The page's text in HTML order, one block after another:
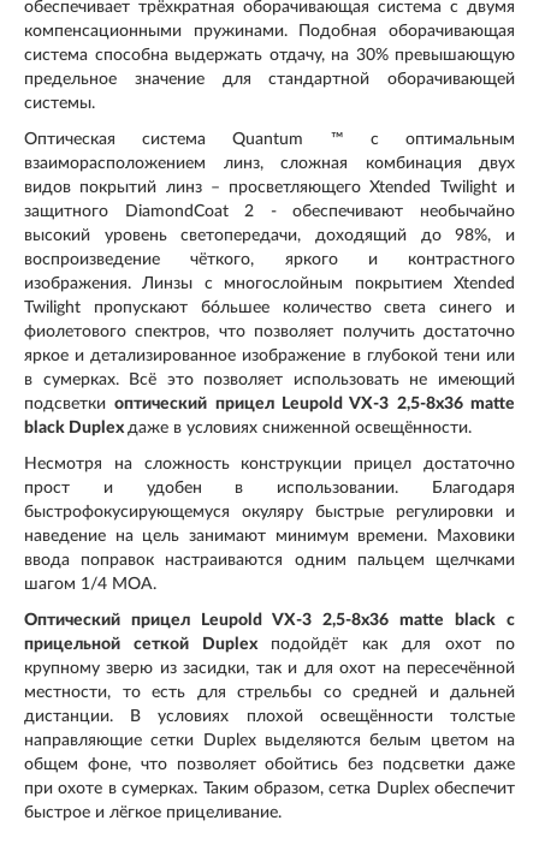
обеспечивает трёхкратная оборачивающая система с двумя
компенсационными пружинами. Подобная оборачивающая
система способна выдержать отдачу, на 30% превышающую
предельное значение для стандартной оборачивающей
системы.
Оптическая система Quantum ™ с оптимальным
взаиморасположением линз, сложная комбинация двух
видов покрытий линз – просветляющего Xtended Twilight и
защитного DiamondCoat 2 - обеспечивают необычайно
высокий уровень светопередачи, доходящий до 98%, и
воспроизведение чёткого, яркого и контрастного
изображения. Линзы с многослойным покрытием Xtended
Twilight пропускают бóльшее количество света синего и
фиолетового спектров, что позволяет получить достаточно
яркое и детализированное изображение в глубокой тени или
в сумерках. Всё это позволяет использовать не имеющий
подсветкиоптический прицел Leupold VX-3 2,5-8x36 matte
black Duplexдаже в условиях сниженной освещённости.
Несмотря на сложность конструкции прицел достаточно
прост и удобен в использовании. Благодаря
быстрофокусирующемуся окуляру быстрые регулировки и
наведение на цель занимают минимум времени. Маховики
ввода поправок настраиваются одним пальцем щелчками
шагом 1/4 МОА.
Оптический прицел Leupold VX-3 2,5-8x36 matte black с
прицельной сеткой Duplex подойдёт как для охот по
крупному зверю из засидки, так и для охот на пересечённой
местности, то есть для стрельбы со средней и дальней
дистанции. В условиях плохой освещённости толстые
направляющие сетки Duplex выделяются белым цветом на
общем фоне, что позволяет обойтись без подсветки даже
при охоте в сумерках. Таким образом, сетка Duplex обеспечит
быстрое и лёгкое прицеливание.